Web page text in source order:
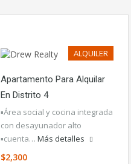
ALQUILER
Apartamento Para Alquilar
En Distrito 4
▪️Área social y cocina integrada
con desayunador alto
▪️cuenta… Más detalles
$2,300